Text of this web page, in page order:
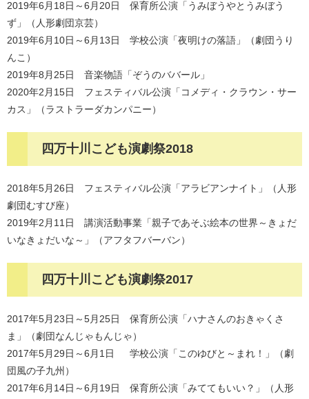
2019年6月18日～6月20日 保育所公演「うみぼうやとうみぼう
ず」（人形劇団京芸）
2019年6月10日～6月13日 学校公演「夜明けの落語」（劇団うり
んこ）
2019年8月25日 音楽物語「ぞうのババール」
2020年2月15日 フェスティバル公演「コメディ・クラウン・サー
カス」（ラストラーダカンパニー）
四万十川こども演劇祭2018
2018年5月26日 フェスティバル公演「アラビアンナイト」（人形
劇団むすび座）
2019年2月11日 講演活動事業「親子であそぶ絵本の世界～きょだ
いなきょだいな～」（アフタフバーバン）
四万十川こども演劇祭2017
2017年5月23日～5月25日 保育所公演「ハナさんのおきゃくさ
ま」（劇団なんじゃもんじゃ）
2017年5月29日～6月1日 学校公演「このゆびと～まれ！」（劇
団風の子九州）
2017年6月14日～6月19日 保育所公演「みててもいい？」（人形